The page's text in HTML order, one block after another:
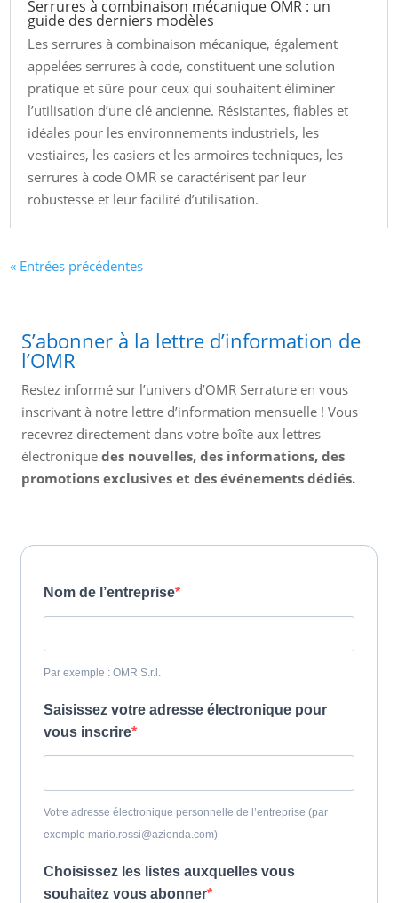
Serrures à combinaison mécanique OMR : un
guide des derniers modèles
Les serrures à combinaison mécanique, également
appelées serrures à code, constituent une solution
pratique et sûre pour ceux qui souhaitent éliminer
l’utilisation d’une clé ancienne. Résistantes, fiables et
idéales pour les environnements industriels, les
vestiaires, les casiers et les armoires techniques, les
serrures à code OMR se caractérisent par leur
robustesse et leur facilité d’utilisation.
« Entrées précédentes
S’abonner à la lettre d’information de
l’OMR
Restez informé sur l’univers d’OMR Serrature en vous
inscrivant à notre lettre d’information mensuelle ! Vous
recevrez directement dans votre boîte aux lettres
électronique des nouvelles, des informations, des
promotions exclusives et des événements dédiés.
Nom de l’entreprise
Par exemple : OMR S.r.l.
Saisissez votre adresse électronique pour
vous inscrire
Votre adresse électronique personnelle de l’entreprise (par
exemple mario.rossi@azienda.com)
Choisissez les listes auxquelles vous
souhaitez vous abonner